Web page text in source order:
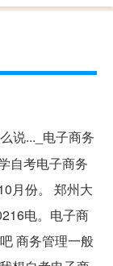
说..._电子商务
自考电子商务
月份。 郑州大
电。电子商
商务管理一般